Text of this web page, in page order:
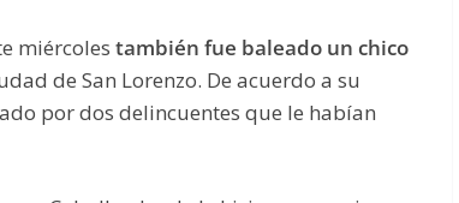
miércoles también fue baleado un chico
de San Lorenzo. De acuerdo a su
por dos delincuentes que le habían